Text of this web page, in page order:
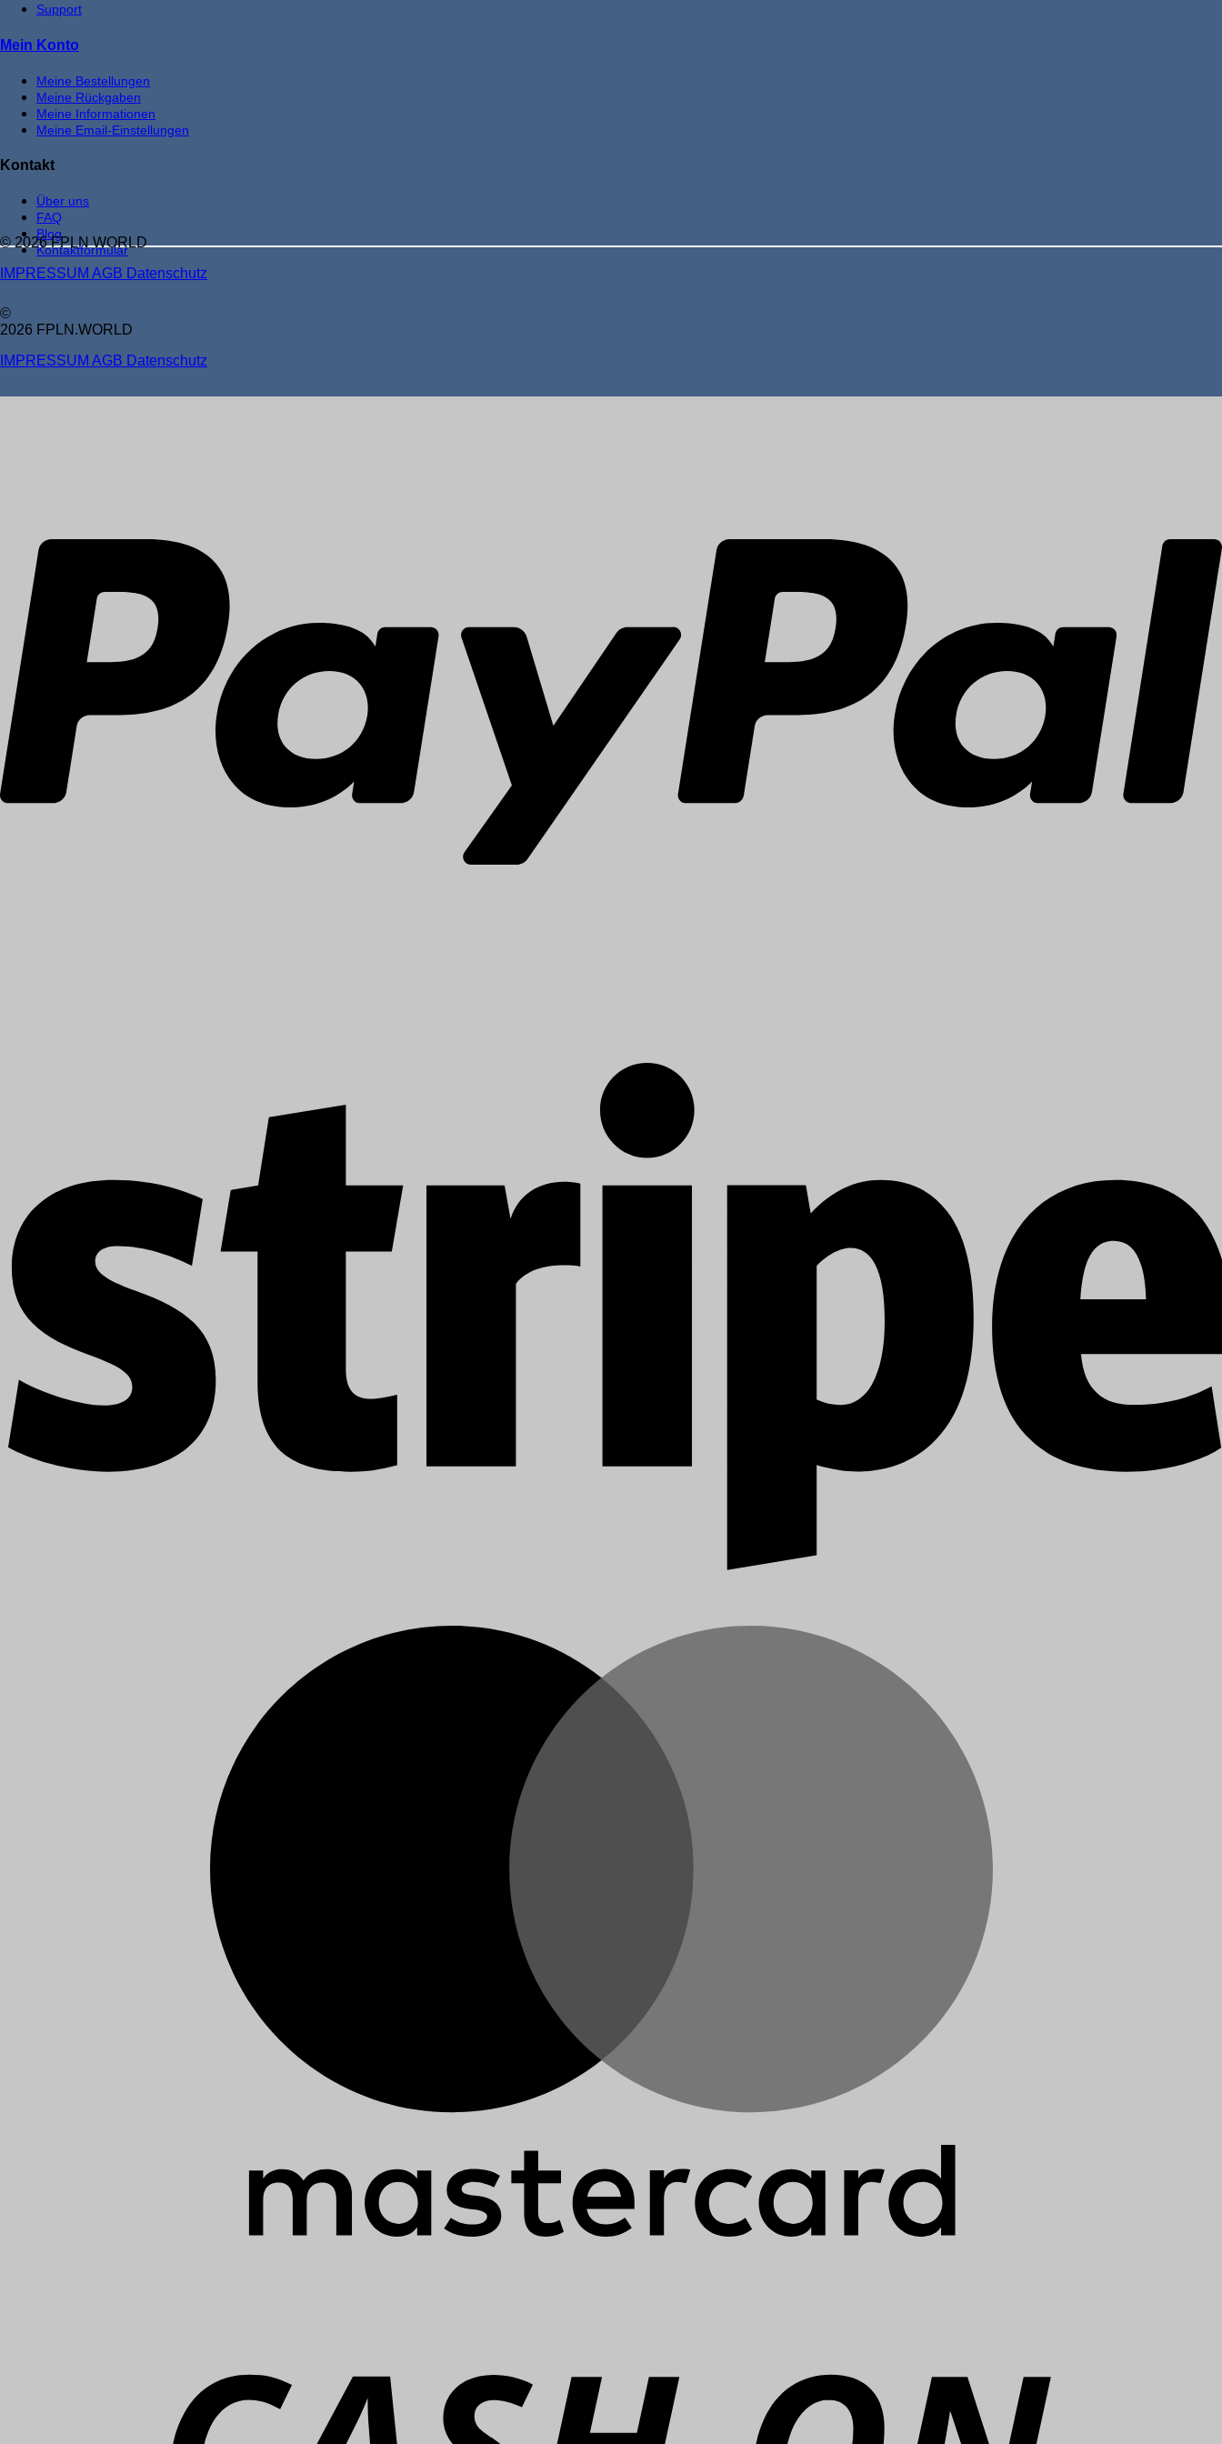
Support
Mein Konto
Meine Bestellungen
Meine Rückgaben
Meine Informationen
Meine Email-Einstellungen
Kontakt
Über uns
FAQ
Blog
Kontaktformular
© 2026 FPLN WORLD
IMPRESSUM AGB Datenschutz
©
2026 FPLN.WORLD
IMPRESSUM AGB Datenschutz